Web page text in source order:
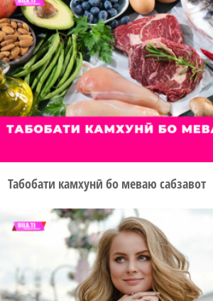
Табобати камхунӣ бо меваю сабзавот